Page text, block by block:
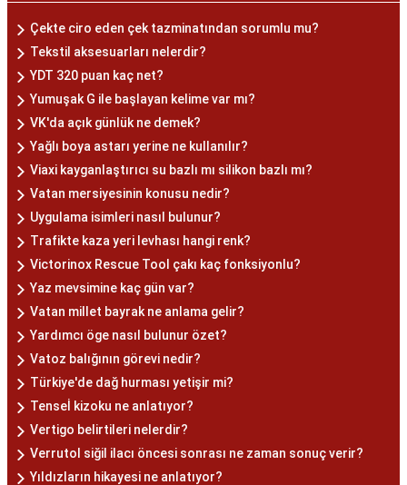
Çekte ciro eden çek tazminatından sorumlu mu?
Tekstil aksesuarları nelerdir?
YDT 320 puan kaç net?
Yumuşak G ile başlayan kelime var mı?
VK'da açık günlük ne demek?
Yağlı boya astarı yerine ne kullanılır?
Viaxi kayganlaştırıcı su bazlı mı silikon bazlı mı?
Vatan mersiyesinin konusu nedir?
Uygulama isimleri nasıl bulunur?
Trafikte kaza yeri levhası hangi renk?
Victorinox Rescue Tool çakı kaç fonksiyonlu?
Yaz mevsimine kaç gün var?
Vatan millet bayrak ne anlama gelir?
Yardımcı öge nasıl bulunur özet?
Vatoz balığının görevi nedir?
Türkiye'de dağ hurması yetişir mi?
Tenseİ kizoku ne anlatıyor?
Vertigo belirtileri nelerdir?
Verrutol siğil ilacı öncesi sonrası ne zaman sonuç verir?
Yıldızların hikayesi ne anlatıyor?